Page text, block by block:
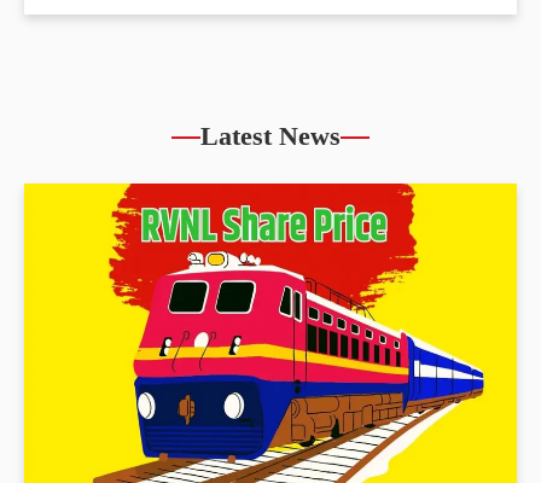
Authum Investment Share Price slips 29.81%
within 6 months